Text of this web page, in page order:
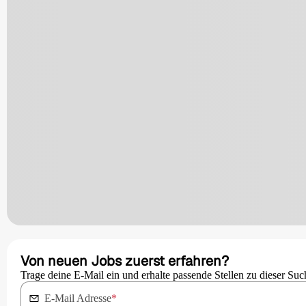
Von neuen Jobs zuerst erfahren?
Trage deine E-Mail ein und erhalte passende Stellen zu dieser
E-Mail Adresse*